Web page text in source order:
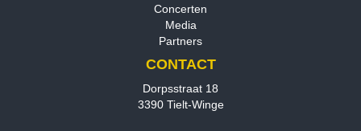
Concerten
Media
Partners
CONTACT
Dorpsstraat 18
3390 Tielt-Winge